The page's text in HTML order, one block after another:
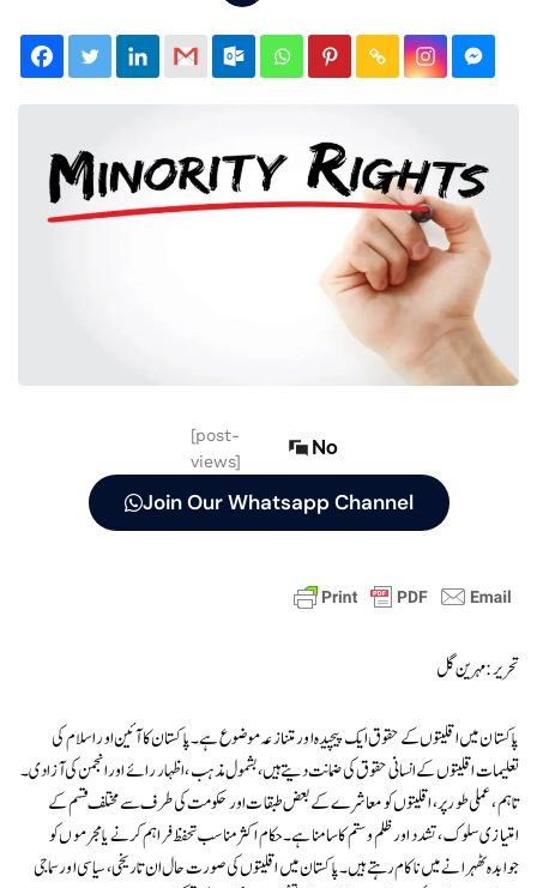
[post-
views]
No
Join Our Whatsapp Channel
تحریر: مہرین گل
پاکستان میں اقلیتوں کے حقوق ایک پیچیدہ اور متنازعہ موضوع ہے۔ پاکستان کا آئین اور اسلام کی
تعلیمات اقلیتوں کے انسانی حقوق کی ضمانت دیتے ہیں، بشمول مذہب، اظہار رائے اور انجمن کی آزادی۔
تاہم، عملی طور پر، اقلیتوں کو معاشرے کے بعض طبقات اور حکومت کی طرف سے مختلف قسم کے
امتیازی سلوک، تشدد اور ظلم و ستم کا سامنا ہے۔ حکام اکثر مناسب تحفظ فراہم کرنے یا مجرموں کو
جوابدہ ٹھہرانے میں ناکام رہتے ہیں۔ پاکستان میں اقلیتوں کی صورت حال ان تاریخی، سیاسی اور سماجی